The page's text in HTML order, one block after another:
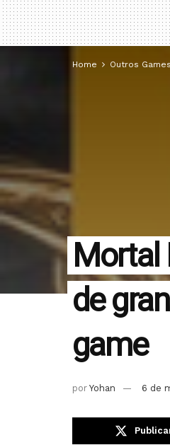
Home Outros Games
Mortal
de
game
por Yohan 6 de